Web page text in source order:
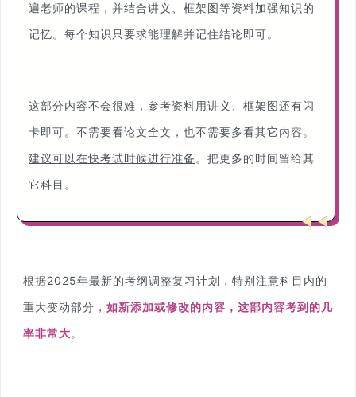
遍老师的课程，并结合讲义、框架图等资料加强知识的
记忆。每个知识只要求能理解并记住结论即可。
这部分内容不会很难，参考资料用讲义、框架图还有闪
卡即可。不需要看论文全文，也不需要多看其它内容。
建议可以在快考试时候进行准备 。把更多的时间留给其
它科目。
根据2025年最新的考纲调整复习计划，特别注意科目内的
重大变动部分， 如新添加或修改的内容，这部内容考到的几
率非常大。